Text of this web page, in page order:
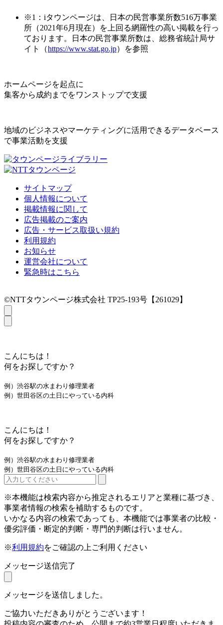
※1：iタウンページは、日本の民営事業所数516万事業
所（2021年6月現在）を上回る網羅性の高い掲載を行っ
ております。日本の民営事業所数は、総務省統計局サ
イト（https://www.stat.go.jp）を参照
ホームページを起点に
集客から成約までをワンストップで支援
地域のビジネスやマーケティングに活用できるデータベース
で事業活動を支援
サイトマップ
個人情報について
掲載情報に関して
広告掲載のご案内
広告・サービス取扱い規約
利用規約
お知らせ
運営会社について
緊急時はこちら
©NTTタウンページ株式会社 TP25-193号【261029】
こんにちは！
何をお探しですか？
例）渋谷駅の水まわり修理業者
例）世田谷区の土日にやっている内科
こんにちは！
何をお探しですか？
例）渋谷駅の水まわり修理業者
例）世田谷区の土日にやっている内科
※本機能は検索内容から推定されるエリアと業種に基づき、
事業者情報の検索を補助するものです。
いかなる内容の検索であっても、本機能では事業者の比較・
優劣評価・断定的判断・専門的判断は行いません。
※利用規約をご確認の上ご利用ください
メッセージ送信完了
メッセージを送信しました。
ご協力いただきありがとうございます！